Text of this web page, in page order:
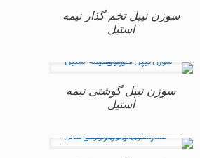
سوزن نیپل تخم گذار نیمه
استیل
سوزن نیپل گوشتی نیمه
استیل